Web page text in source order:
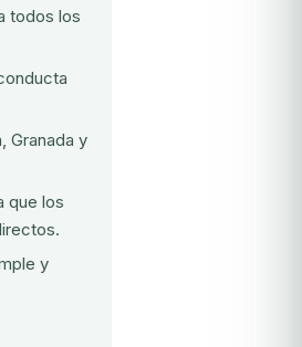
todos los
Granada y
que los
y